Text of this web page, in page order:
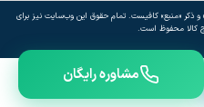
و ذکر «منبع» کافیست. تمام حقوق اين وب‌سايت نیز برای
کالا محفوظ است.
مشاوره رایگان